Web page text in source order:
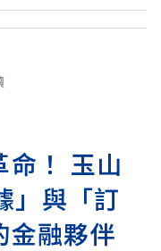
命！ 玉山
」與「訂
金融夥伴